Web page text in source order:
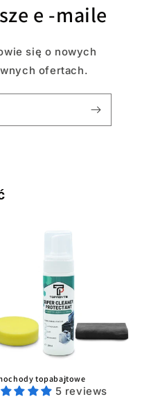
e -maile
się o nowych
ofertach.
topabajtowe
5 reviews